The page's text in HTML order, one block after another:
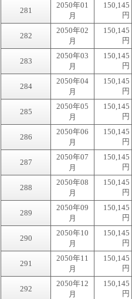
281
2050年01
月
150,145
円
282
2050年02
月
150,145
円
283
2050年03
月
150,145
円
284
2050年04
月
150,145
円
285
2050年05
月
150,145
円
286
2050年06
月
150,145
円
287
2050年07
月
150,145
円
288
2050年08
月
150,145
円
289
2050年09
月
150,145
円
290
2050年10
月
150,145
円
291
2050年11
月
150,145
円
292
2050年12
月
150,145
円